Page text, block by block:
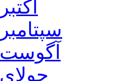
اکتبر 2015
سپتامبر 2015
آگوست 2015
جولای 2015